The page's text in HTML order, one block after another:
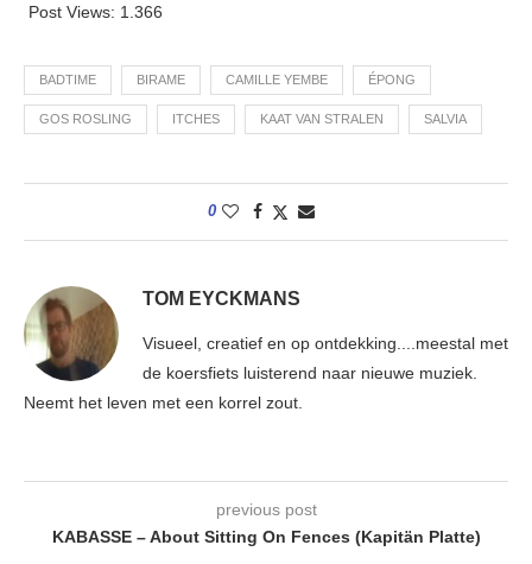
Post Views: 1.366
BADTIME BIRAME CAMILLE YEMBE ÉPONG
GOS ROSLING ITCHES KAAT VAN STRALEN SALVIA
0
TOM EYCKMANS
Visueel, creatief en op ontdekking....meestal met
de koersfiets luisterend naar nieuwe muziek.
Neemt het leven met een korrel zout.
previous post
KABASSE – About Sitting On Fences (Kapitän Platte)